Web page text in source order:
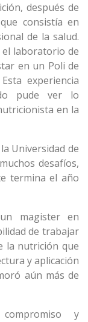
después de
consistía en
de la salud.
el laboratorio de
en un Poli de
experiencia
pude ver lo
en la
Universidad de
desafíos,
termina el año
magister en
de trabajar
la nutrición que
y aplicación
aún más de
y